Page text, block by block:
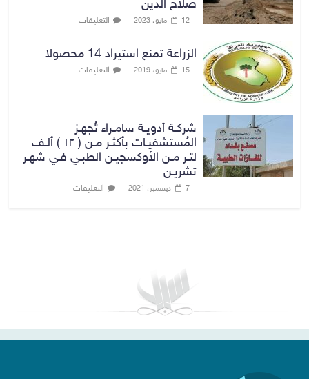
صلاح الدين
12 مايو، 2023 التعليقات
الزراعة تمنع استيراد 14 محصولا
15 مايو، 2019 التعليقات
شركـة أدويـة سامـراء تُجهـز
المُستشفيـات بأكثـر مـن ( ١٢ ) ألـف
لتـر مـن الأوكسجيـن الطبـي فـي شهـر
تشريـن
7 ديسمبر، 2021 التعليقات